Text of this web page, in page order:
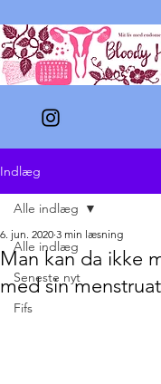
Indlæg
Alle indlæg
Seneste nyt
Fifs
Alle indlæg
Man kan da ikke
med sin
6. jun. 2020 3 min læsning